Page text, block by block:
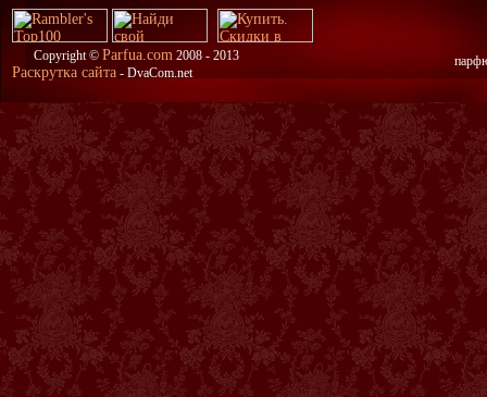
Copyright © Parfua.com 2008 - 2013
Раскрутка сайта - DvaCom.net